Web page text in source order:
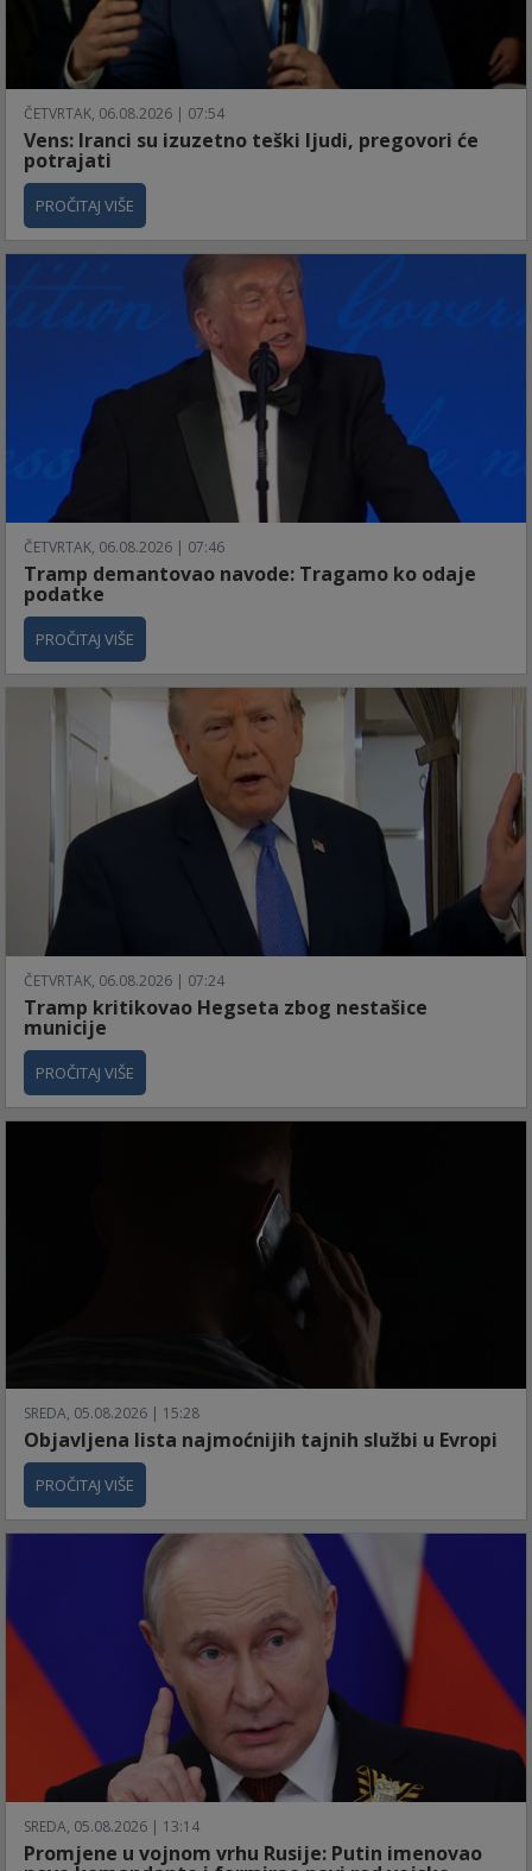
ČETVRTAK, 06.08.2026 | 07:54
Vens: Iranci su izuzetno teški ljudi, pregovori će
potrajati
PROČITAJ VIŠE
ČETVRTAK, 06.08.2026 | 07:46
Tramp demantovao navode: Tragamo ko odaje
podatke
PROČITAJ VIŠE
ČETVRTAK, 06.08.2026 | 07:24
Tramp kritikovao Hegseta zbog nestašice
municije
PROČITAJ VIŠE
SREDA, 05.08.2026 | 15:28
Objavljena lista najmoćnijih tajnih službi u Evropi
PROČITAJ VIŠE
SREDA, 05.08.2026 | 13:14
Promjene u vojnom vrhu Rusije: Putin imenovao